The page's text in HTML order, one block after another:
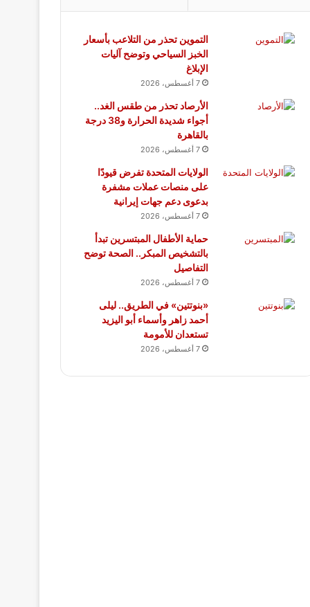
التموين تحذر من التلاعب بأسعار
الخبز السياحي وتوضح آليات
الإبلاغ
7 أغسطس، 2026
الأرصاد تحذر من طقس الغد..
أجواء شديدة الحرارة و38 درجة
بالقاهرة
7 أغسطس، 2026
الولايات المتحدة تفرض قيودًا
على منصات عملات مشفرة
بدعوى دعم جهات إيرانية
7 أغسطس، 2026
حماية الأطفال المبتسرين تبدأ
بالتشخيص المبكر.. الصحة توضح
التفاصيل
7 أغسطس، 2026
«بنوتتين» في الطريق.. ليلى
أحمد زاهر وأسماء أبو اليزيد
تستعدان للأمومة
7 أغسطس، 2026